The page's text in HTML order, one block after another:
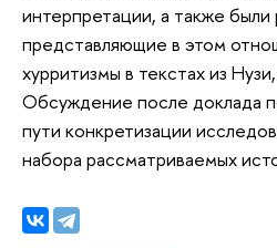
интерпретации, а также
представляющие в этом
хурритизмы в текстах из
Обсуждение после доклада
пути конкретизации
набора рассматриваемых